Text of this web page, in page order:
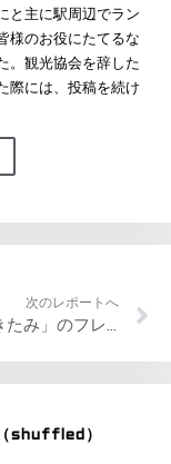
と主に駅周辺でラン
様のお役にたてるな
。観光協会を辞した
際には、投稿を続け
次のレポートへ
「蕎麦蔵きたみ」のフレンチメニュー ガレット・ブルトンヌ
shuffled）